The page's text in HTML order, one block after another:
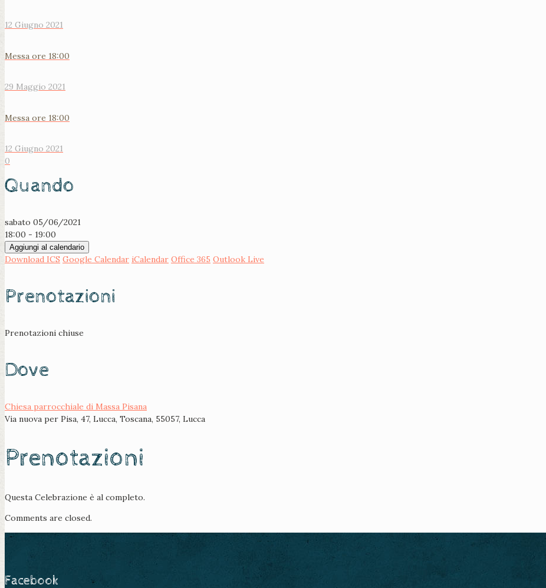
12 Giugno 2021
Messa ore 18:00
29 Maggio 2021
Messa ore 18:00
12 Giugno 2021
0
Quando
sabato 05/06/2021
18:00 - 19:00
Aggiungi al calendario
Download ICS Google Calendar iCalendar Office 365 Outlook Live
Prenotazioni
Prenotazioni chiuse
Dove
Chiesa parrocchiale di Massa Pisana
Via nuova per Pisa, 47, Lucca, Toscana, 55057, Lucca
Prenotazioni
Questa Celebrazione è al completo.
Comments are closed.
Facebook